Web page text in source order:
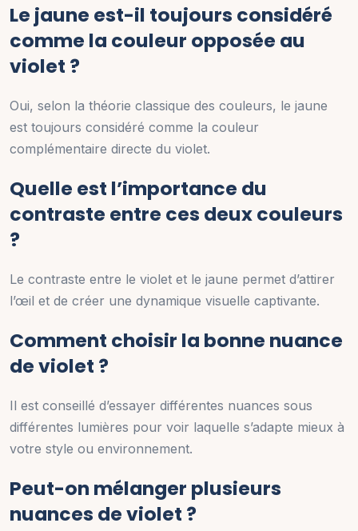
Le jaune est-il toujours considéré
comme la couleur opposée au
violet ?
Oui, selon la théorie classique des couleurs, le jaune
est toujours considéré comme la couleur
complémentaire directe du violet.
Quelle est l’importance du
contraste entre ces deux couleurs
?
Le contraste entre le violet et le jaune permet d’attirer
l’œil et de créer une dynamique visuelle captivante.
Comment choisir la bonne nuance
de violet ?
Il est conseillé d’essayer différentes nuances sous
différentes lumières pour voir laquelle s’adapte mieux à
votre style ou environnement.
Peut-on mélanger plusieurs
nuances de violet ?